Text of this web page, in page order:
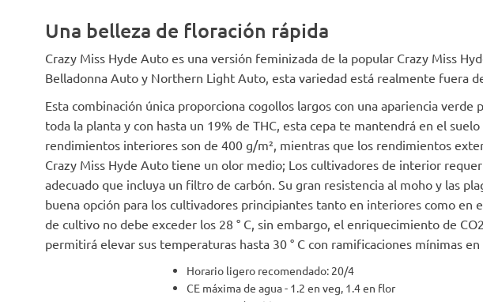
Una belleza de floración rápida
Crazy Miss Hyde Auto es una versión feminizada de la popular Crazy Miss
Belladonna Auto y Northern Light Auto, esta variedad está realmente fuera
Esta combinación única proporciona cogollos largos con una apariencia
toda la planta y con hasta un 19% de THC, esta cepa te mantendrá en el
rendimientos interiores son de 400 g/m², mientras que los rendimientos
Crazy Miss Hyde Auto tiene un olor medio; Los cultivadores de interior
adecuado que incluya un filtro de carbón. Su gran resistencia al moho y las
buena opción para los cultivadores principiantes tanto en interiores como en
de cultivo no debe exceder los 28 ° C, sin embargo, el enriquecimiento de
permitirá elevar sus temperaturas hasta 30 ° C con ramificaciones mínimas
Horario ligero recomendado: 20/4
CE máxima de agua - 1.2 en veg, 1.4 en flor